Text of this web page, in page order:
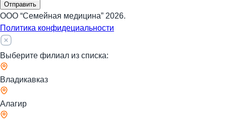
Отправить
ООО “Семейная медицина” 2026.
Политика конфидециальности
Выберите филиал из списка:
Владикавказ
Алагир